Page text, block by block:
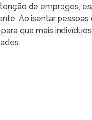
de empregos,
Ao isentar pessoas
que mais